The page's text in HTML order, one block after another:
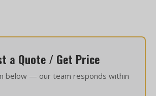
a Quote / Get Price
below — our team responds within